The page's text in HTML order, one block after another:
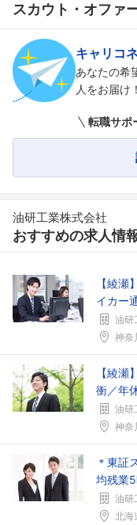
スカウト・オファ
キャリコ
あなたの希
人をお届け！
転職サポ
油研工業株式会社
おすすめの求人情
【綾
イカー
油研
神奈
【綾
衝／年
油研
神奈
＊東証
均残業
油研
北海